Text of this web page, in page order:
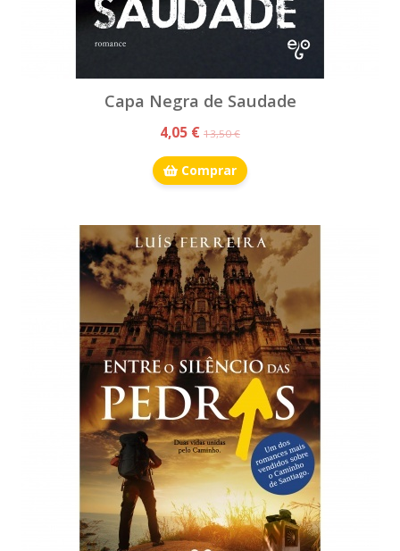
Capa Negra de Saudade
4,05 € 13,50 €
Comprar